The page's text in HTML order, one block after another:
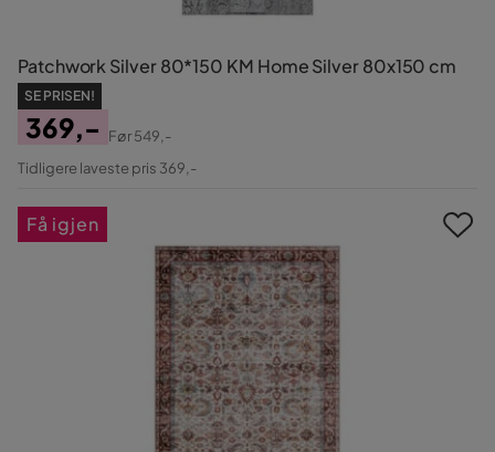
Patchwork Silver 80*150 KM Home Silver 80x150 cm
SE PRISEN!
Pris
369,-
Original
Før549,-
Tidligere laveste pris 369,-
Få igjen